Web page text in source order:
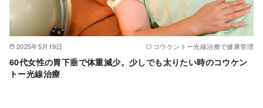
2025年5月19日 コウケントー光線治療で健康管理
60代女性の胃下垂で体重減少。少しでも太りたい時のコウケン
トー光線治療